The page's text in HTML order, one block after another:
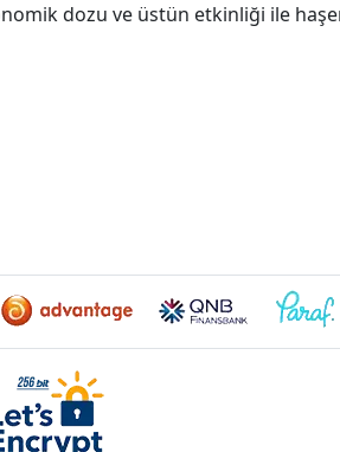
dozu ve üstün etkinliği ile